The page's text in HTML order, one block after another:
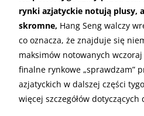
rynki azjatyckie notują plusy,
skromne, Hang Seng walczy
co oznacza, że znajduje się
maksimów notowanych
finalne rynkowe „sprawdzam”
azjatyckich w dalszej części
więcej szczegółów dotyczących